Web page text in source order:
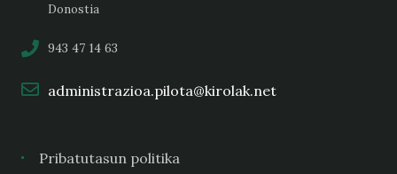
Donostia
943 47 14 63
administrazioa.pilota@kirolak.net
Pribatutasun politika